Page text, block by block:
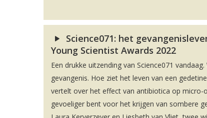
Science071: het
Young Scientist Awards 2022
Een drukke uitzending van Science071
gevangenis. Hoe ziet het leven van een
vertelt over het effect van antibiotica op
gevoeliger bent voor het krijgen van sombere